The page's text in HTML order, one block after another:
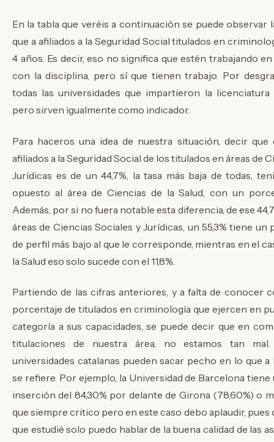
En la tabla que veréis a continuación se puede observar
que a afiliados a la Seguridad Social titulados en
4 años. Es decir, eso no significa que estén trabajando
con la disciplina, pero sí que tienen trabajo. Por
todas las universidades que impartieron la
pero sirven igualmente como indicador.
Para haceros una idea de nuestra situación, decir
afiliados a la Seguridad Social de los titulados en áreas de
Jurídicas es de un 44,7%, la tasa más baja de todas,
opuesto al área de Ciencias de la Salud, con un
Además, por si no fuera notable esta diferencia, de ese
áreas de Ciencias Sociales y Jurídicas, un 55,3% tiene un
de perfil más bajo al que le corresponde, mientras en el
la Salud eso solo sucede con el 11,8%.
Partiendo de las cifras anteriores, y a falta de conocer
porcentaje de titulados en criminología que ejercen en
categoría a sus capacidades, se puede decir que en
titulaciones de nuestra área, no estamos tan
universidades catalanas pueden sacar pecho en lo que
se refiere. Por ejemplo, la Universidad de Barcelona
inserción del 84,30% por delante de Girona (78,60%) o
que siempre critico pero en este caso debo aplaudir, pues
que estudié solo puedo hablar de la buena calidad de las